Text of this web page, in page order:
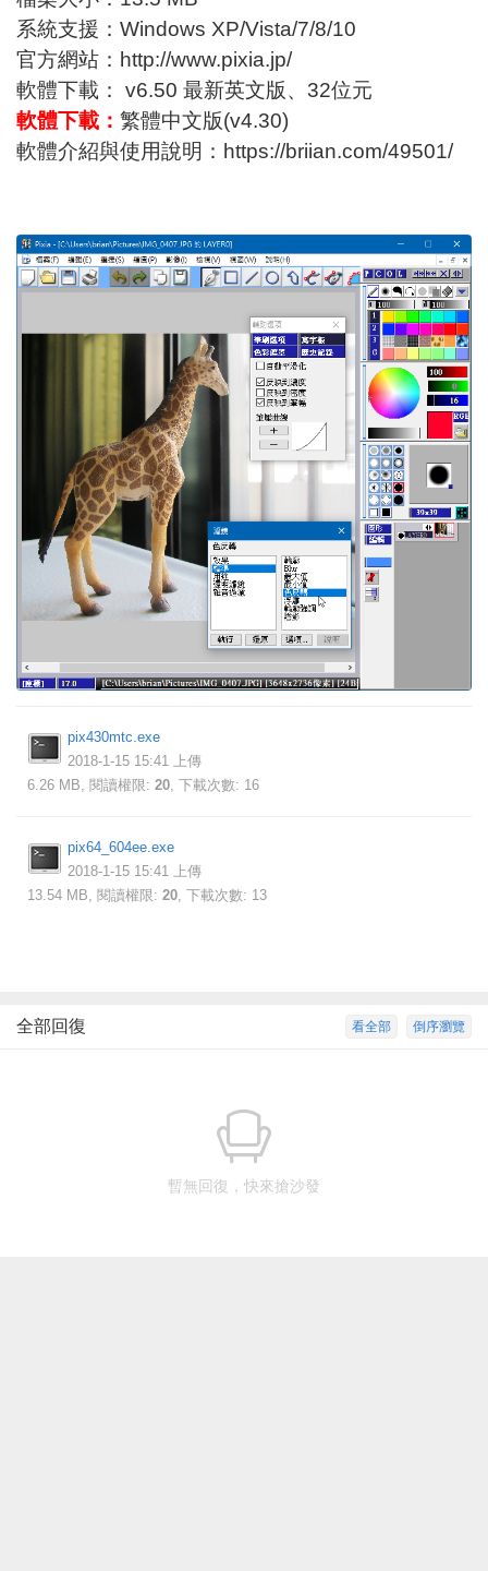
系統支援：Windows XP/Vista/7/8/10
官方網站： http://www.pixia.jp/
軟體下載： v6.50 最新英文版、 32位元
軟體下載： 繁體中文版(v4.30)
軟體介紹與使用說明： https://briian.com/49501/
pix430mtc.exe
2018-1-15 15:41 上傳
6.26 MB, 閱讀權限: 20, 下載次數: 16
pix64_604ee.exe
2018-1-15 15:41 上傳
13.54 MB, 閱讀權限: 20, 下載次數: 13
倒序瀏覽
看全部
全部回復
暫無回復，快來搶沙發